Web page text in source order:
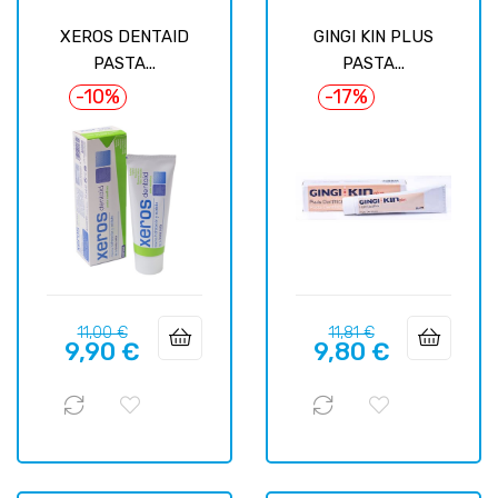
XEROS DENTAID
PASTA...
-10%
Prix
habituel
11,00 €Prix
9,90 €
GINGI KIN PLUS
PASTA...
-17%
Prix
habituel
11,81 €Prix
9,80 €